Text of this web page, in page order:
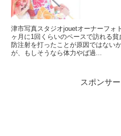
津市写真スタジオjouetオーナーフォ
ヶ月に1回くらいのペースで訪れる
防注射を打ったことが原因ではない
が、もしそうなら体力やば過...
スポンサ